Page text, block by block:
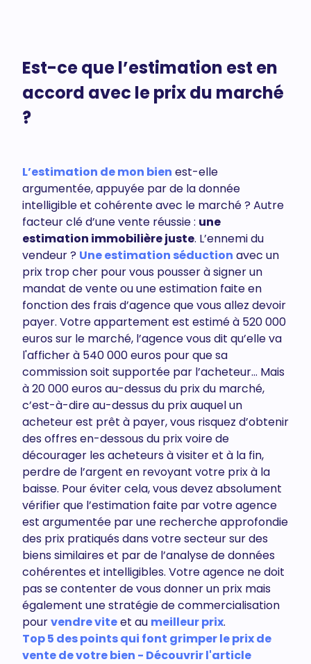
Est-ce que l’estimation est en
accord avec le prix du marché
?
L’estimation de mon bien est-elle
argumentée, appuyée par de la donnée
intelligible et cohérente avec le marché ? Autre
facteur clé d’une vente réussie : une
estimation immobilière juste. L’ennemi du
vendeur ? Une estimation séduction avec un
prix trop cher pour vous pousser à signer un
mandat de vente ou une estimation faite en
fonction des frais d’agence que vous allez devoir
payer. Votre appartement est estimé à 520 000
euros sur le marché, l’agence vous dit qu’elle va
l'afficher à 540 000 euros pour que sa
commission soit supportée par l’acheteur… Mais
à 20 000 euros au-dessus du prix du marché,
c’est-à-dire au-dessus du prix auquel un
acheteur est prêt à payer, vous risquez d’obtenir
des offres en-dessous du prix voire de
décourager les acheteurs à visiter et à la fin,
perdre de l’argent en revoyant votre prix à la
baisse. Pour éviter cela, vous devez absolument
vérifier que l’estimation faite par votre agence
est argumentée par une recherche approfondie
des prix pratiqués dans votre secteur sur des
biens similaires et par de l’analyse de données
cohérentes et intelligibles. Votre agence ne doit
pas se contenter de vous donner un prix mais
également une stratégie de commercialisation
pourvendre viteet au meilleur prix.
Top 5 des points qui font grimper le prix de
vente de votre bien - Découvrir l'article